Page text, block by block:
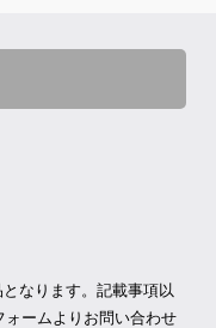
なります。記載事項以
ームよりお問い合わせ